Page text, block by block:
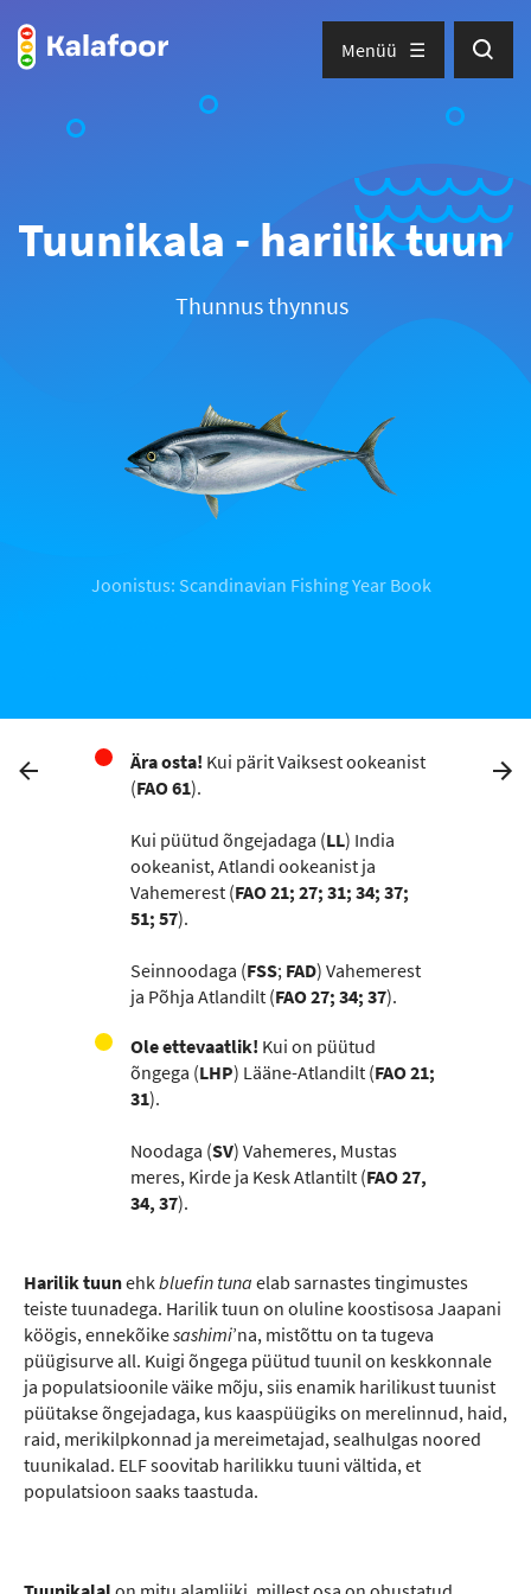
Menüü
Tuunikala - harilik tuun
Thunnus thynnus
Joonistus: Scandinavian Fishing Year Book
Ära osta! Kui pärit Vaiksest ookeanist
(FAO 61).
Kui püütud õngejadaga (LL) India
ookeanist, Atlandi ookeanist ja
Vahemerest (FAO 21; 27; 31; 34; 37;
51; 57).
Seinnoodaga (FSS; FAD) Vahemerest
ja Põhja Atlandilt (FAO 27; 34; 37).
Ole ettevaatlik! Kui on püütud
õngega (LHP) Lääne-Atlandilt (FAO 21;
31).
Noodaga (SV) Vahemeres, Mustas
meres, Kirde ja Kesk Atlantilt (FAO 27,
34, 37).
Harilik tuunehk bluefin tuna elab sarnastes tingimustes
teiste tuunadega. Harilik tuun on oluline koostisosa Jaapani
köögis, ennekõikesashimi’na, mistõttu on ta tugeva
püügisurve all. Kuigi õngega püütud tuunil on keskkonnale
ja populatsioonile väike mõju, siis enamik harilikust tuunist
püütakse õngejadaga, kus kaaspüügiks on merelinnud, haid,
raid, merikilpkonnad ja mereimetajad, sealhulgas noored
tuunikalad. ELF soovitab harilikku tuuni vältida, et
populatsioon saaks taastuda.